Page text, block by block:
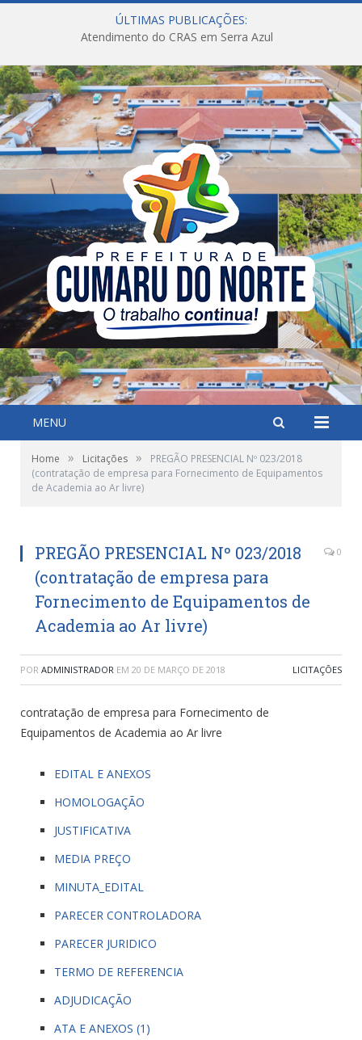
ÚLTIMAS PUBLICAÇÕES:
Atendimento do CRAS em Serra Azul
MENU
Home » Licitações »
PREGÃO PRESENCIAL Nº 023/2018
(contratação de empresa para Fornecimento de Equipamentos
de Academia ao Ar livre)
PREGÃO PRESENCIAL Nº 023/2018
(contratação de empresa para
Fornecimento de Equipamentos de
Academia ao Ar livre)
0
POR ADMINISTRADOR EM 20 DE MARÇO DE 2018 LICITAÇÕES
contratação de empresa para Fornecimento de
Equipamentos de Academia ao Ar livre
EDITAL E ANEXOS
HOMOLOGAÇÃO
JUSTIFICATIVA
MEDIA PREÇO
MINUTA_EDITAL
PARECER CONTROLADORA
PARECER JURIDICO
TERMO DE REFERENCIA
ADJUDICAÇÃO
ATA E ANEXOS (1 )